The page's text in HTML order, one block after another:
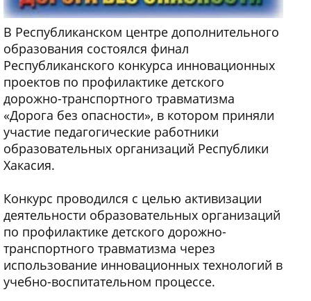
В Республиканском центре дополнительного
образования состоялся финал
Республиканского конкурса инновационных
проектов по профилактике детского
дорожно-транспортного травматизма
«Дорога без опасности», в котором приняли
участие педагогические работники
образовательных организаций Республики
Хакасия.
Конкурс проводился с целью активизации
деятельности образовательных организаций
по профилактике детского дорожно-
транспортного травматизма через
использование инновационных технологий в
учебно-воспитательном процессе.